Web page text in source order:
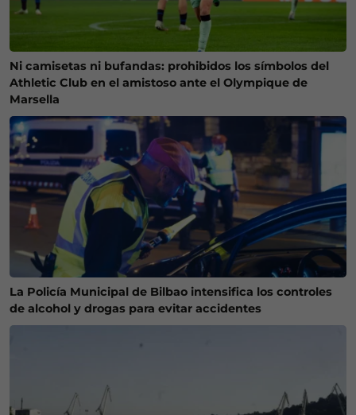
Ni camisetas ni bufandas: prohibidos los símbolos del
Athletic Club en el amistoso ante el Olympique de
Marsella
La Policía Municipal de Bilbao intensifica los controles
de alcohol y drogas para evitar accidentes